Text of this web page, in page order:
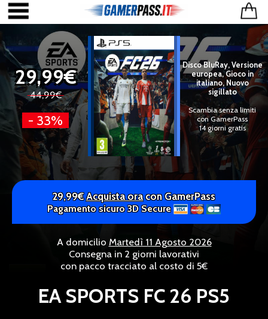
29,99€
44,99€
- 33%
Disco BluRay, Versione
europea, Gioco in
italiano, Nuovo
sigillato
Scambia senza limiti
con GamerPass
14 giorni gratis
29,99€Acquista oracon GamerPass
Pagamento sicuro 3D Secure
A domicilio Martedì 11 Agosto 2026
Consegna in 2 giorni lavorativi
con pacco tracciato al costo di 5€
EA SPORTS FC 26 PS5